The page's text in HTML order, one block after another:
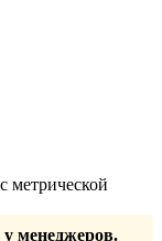
метрической
у менеджеров.